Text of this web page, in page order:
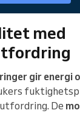
med
gir energi
De